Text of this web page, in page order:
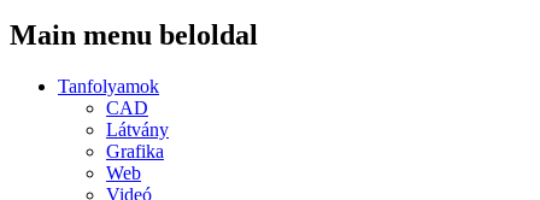
Main menu beloldal
Tanfolyamok
CAD
Látvány
Grafika
Web
Videó